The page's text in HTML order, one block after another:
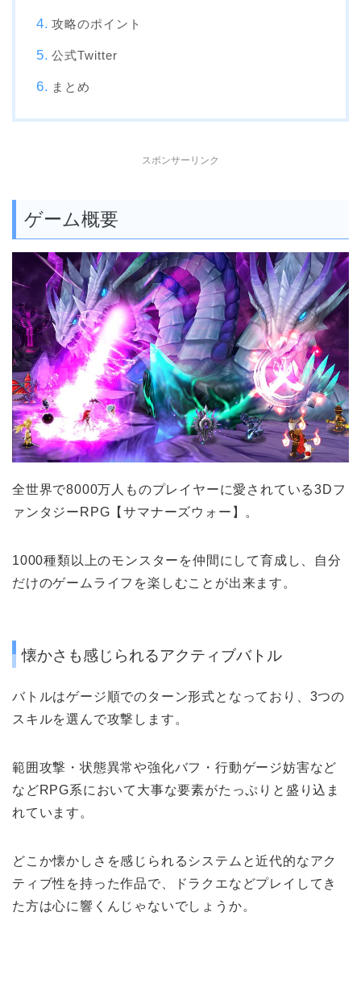
攻略のポイント
公式Twitter
まとめ
スポンサーリンク
ゲーム概要
全世界で8000万人ものプレイヤーに愛されている3Dフ
ァンタジーRPG【サマナーズウォー】。
1000種類以上のモンスター を仲間にして育成し、自分
だけのゲームライフを楽しむことが出来ます。
懐かさも感じられるアクティブバトル
バトルはゲージ順でのターン形式となっており、 3つの
スキルを選んで攻撃します。
範囲攻撃・状態異常や強化バフ・行動ゲージ妨害など
などRPG系において大事な要素がたっぷりと盛り込ま
れています。
どこか懐かしさを感じられるシステムと近代的なアク
ティブ性を持った作品で、ドラクエなどプレイしてき
た方は心に響くんじゃないでしょうか。